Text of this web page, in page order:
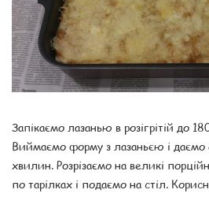
Запікаємо лазанью в розігрітій до
Виймаємо форму з лазаньєю і даємо
хвилин. Розрізаємо на великі
по тарілках і подаємо на стіл.